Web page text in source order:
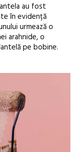
au fost
în evidență
urmează o
arahnide, o
pe bobine.